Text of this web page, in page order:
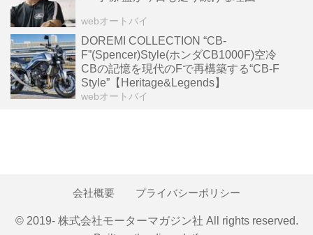
webオートバイ
DOREMI COLLECTION “CB-
F”(Spencer)Style(ホンダCB1000F)空冷
CBの記憶を現代のFで再構築する“CB-F
Style”【Heritage&Legends】
webオートバイ
会社概要 プライバシーポリシー
© 2019- 株式会社モーターマガジン社 All rights reserved.